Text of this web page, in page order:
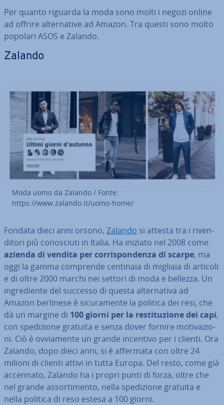
Per quanto riguarda la moda sono molti i negozi online
ad offrire al­ter­na­ti­ve ad Amazon. Tra questi sono molto
popolari ASOS e Zalando.
Zalando
Moda uomo da Zalando / Fonte:
https://www.zalando.it/uomo-home/
Fondata dieci anni orsono, Zalando si attesta tra i ri­ven­
di­to­ri più co­no­sciu­ti in Italia. Ha iniziato nel 2008 come
azienda di vendita per cor­ri­spon­den­za di scarpe, ma
oggi la gamma comprende centinaia di migliaia di articoli
e di oltre 2000 marchi nei settori di moda e bellezza. Un
in­gre­dien­te del successo di questa al­ter­na­ti­va ad
Amazon berlinese è si­cu­ra­men­te la politica dei resi, che
dà un margine di 100 giorni per la re­sti­tu­zio­ne dei capi,
con spe­di­zio­ne gratuita e senza dover fornire mo­ti­va­zio­
ni. Ciò è ov­via­men­te un grande incentivo per i clienti. Ora
Zalando, dopo dieci anni, si è affermata con oltre 24
milioni di clienti attivi in tutta Europa. Del resto, come già
accennato, Zalando ha i propri punti di forza, oltre che
nel grande as­sor­ti­men­to, nella spe­di­zio­ne gratuita e
nella politica di reso estesa a 100 giorni.